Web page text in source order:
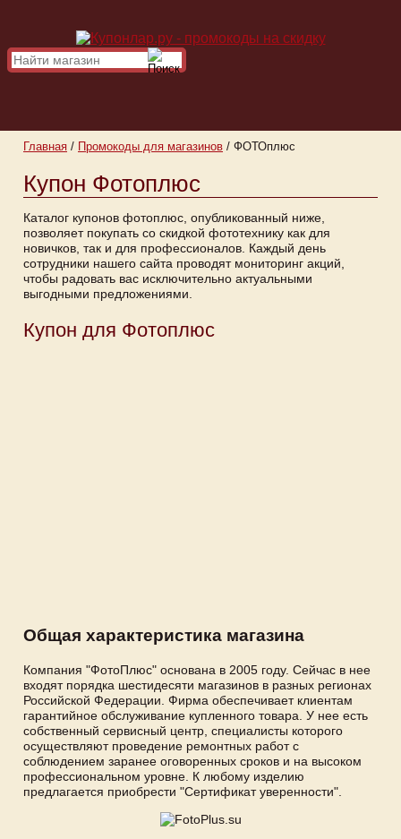
Главная / Промокоды для магазинов / ФОТОплюс
Купон Фотоплюс
Каталог купонов фотоплюс, опубликованный ниже,
позволяет покупать со скидкой фототехнику как для
новичков, так и для профессионалов. Каждый день
сотрудники нашего сайта проводят мониторинг акций,
чтобы радовать вас исключительно актуальными
выгодными предложениями.
Купон для Фотоплюс
Общая характеристика магазина
Компания "ФотоПлюс" основана в 2005 году. Сейчас в нее
входят порядка шестидесяти магазинов в разных регионах
Российской Федерации. Фирма обеспечивает клиентам
гарантийное обслуживание купленного товара. У нее есть
собственный сервисный центр, специалисты которого
осуществляют проведение ремонтных работ с
соблюдением заранее оговоренных сроков и на высоком
профессиональном уровне. К любому изделию
предлагается приобрести "Сертификат уверенности".